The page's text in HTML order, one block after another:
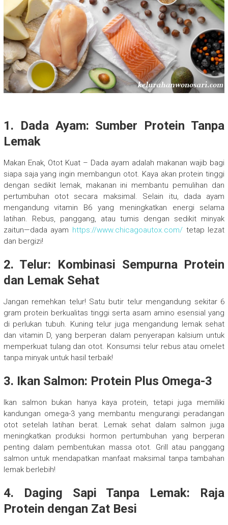
1. Dada Ayam: Sumber Protein Tanpa
Lemak
Makan Enak, Otot Kuat – Dada ayam adalah makanan wajib bagi
siapa saja yang ingin membangun otot. Kaya akan protein tinggi
dengan sedikit lemak, makanan ini membantu pemulihan dan
pertumbuhan otot secara maksimal. Selain itu, dada ayam
mengandung vitamin B6 yang meningkatkan energi selama
latihan. Rebus, panggang, atau tumis dengan sedikit minyak
zaitun—dada ayam https://www.chicagoautox.com/ tetap lezat
dan bergizi!
2. Telur: Kombinasi Sempurna Protein
dan Lemak Sehat
Jangan remehkan telur! Satu butir telur mengandung sekitar 6
gram protein berkualitas tinggi serta asam amino esensial yang
di perlukan tubuh. Kuning telur juga mengandung lemak sehat
dan vitamin D, yang berperan dalam penyerapan kalsium untuk
memperkuat tulang dan otot. Konsumsi telur rebus atau omelet
tanpa minyak untuk hasil terbaik!
3. Ikan Salmon: Protein Plus Omega-3
Ikan salmon bukan hanya kaya protein, tetapi juga memiliki
kandungan omega-3 yang membantu mengurangi peradangan
otot setelah latihan berat. Lemak sehat dalam salmon juga
meningkatkan produksi hormon pertumbuhan yang berperan
penting dalam pembentukan massa otot. Grill atau panggang
salmon untuk mendapatkan manfaat maksimal tanpa tambahan
lemak berlebih!
4. Daging Sapi Tanpa Lemak: Raja
Protein dengan Zat Besi